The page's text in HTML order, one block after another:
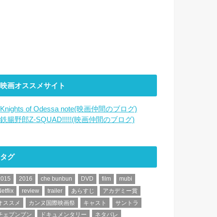
映画オススメサイト
Knights of Odessa note(映画仲間のブログ)
鉄腸野郎Z-SQUAD!!!!!(映画仲間のブログ)
タグ
2016 che bunbun DVD film
mubi
review trailer あらすじ
アカデミー賞
ススメ
カンヌ国際映画祭 キャスト
サントラ
ェブンブン
ドキュメンタリー
ネタバレ